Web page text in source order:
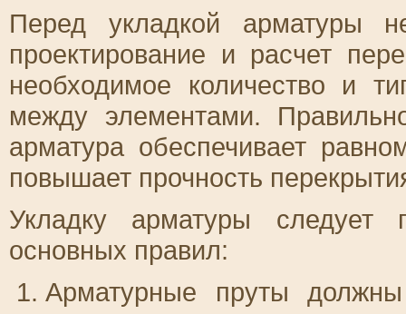
Перед укладкой арматуры
проектирование и расчет
необходимое количество и
между элементами.
арматура обеспечивает
повышает прочность
Укладку арматуры следует
основных правил:
Арматурные пруты